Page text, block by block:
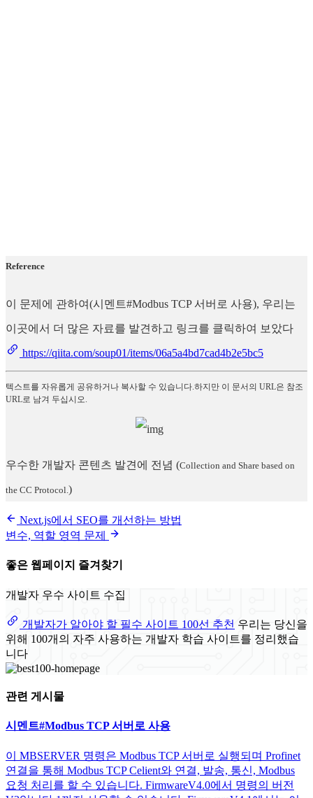
Reference
이 문제에 관하여(시멘트#Modbus TCP 서버로 사용), 우리는
이곳에서 더 많은 자료를 발견하고 링크를 클릭하여 보았다
https://qiita.com/soup01/items/06a5a4bd7cad4b2e5bc5
텍스트를 자유롭게 공유하거나 복사할 수 있습니다.하지만 이 문서의 URL은 참조
URL로 남겨 두십시오.
우수한 개발자 콘텐츠 발견에 전념 (Collection and Share based on
the CC Protocol. )
Next.js에서 SEO를 개선하는 방법
변수, 역할 영역 문제
좋은 웹페이지 즐겨찾기
개발자 우수 사이트 수집
개발자가 알아야 할 필수 사이트 100선 추천 우리는 당신을
위해 100개의 자주 사용하는 개발자 학습 사이트를 정리했습
니다
관련 게시물
시멘트#Modbus TCP 서버로 사용
이 MBSERVER 명령은 Modbus TCP 서버로 실행되며 Profinet
연결을 통해 Modbus TCP Celient와 연결, 발송, 통신, Modbus
요청 처리를 할 수 있습니다. FirmwareV4.0에서 명령의 버전